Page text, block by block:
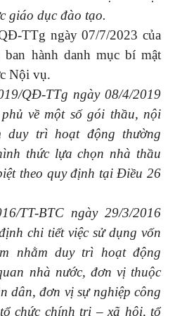
giáo dục đào tạo.
TTg ngày 07/7/2023 của
hành danh mục bí mật
Nội vụ.
QĐ-TTg ngày 08/4/2019
về một số gói thầu, nội
duy trì hoạt động thường
thức lựa chọn nhà thầu
theo quy định tại Điều 26
TT-BTC ngày 29/3/2016
chi tiết việc sử dụng vốn
nhằm duy trì hoạt động
nhà nước, đơn vị thuộc
dân, đơn vị sự nghiệp công
chức chính trị – xã hội, tổ